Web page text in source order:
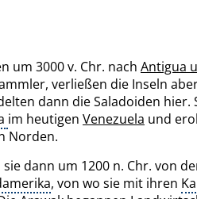
um 3000 v. Chr. nach Antigua
verließen die Inseln
dann die Saladoiden hier.
im heutigen Venezuela und
Norden.
dann um 1200 n. Chr. von
, von wo sie mit ihren